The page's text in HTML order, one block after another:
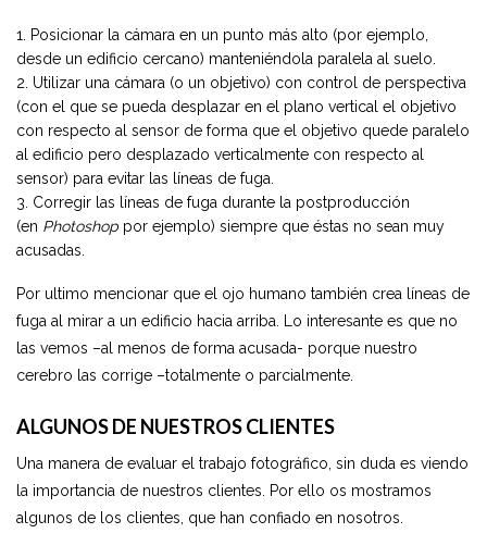
Posicionar la cámara en un punto más alto (por ejemplo,
desde un edificio cercano) manteniéndola paralela al suelo.
Utilizar una cámara (o un objetivo) con control de perspectiva
(con el que se pueda desplazar en el plano vertical el objetivo
con respecto al sensor de forma que el objetivo quede paralelo
al edificio pero desplazado verticalmente con respecto al
sensor) para evitar las líneas de fuga.
Corregir las líneas de fuga durante la postproducción
(en Photoshop por ejemplo) siempre que éstas no sean muy
acusadas.
Por ultimo mencionar que el ojo humano también crea líneas de
fuga al mirar a un edificio hacia arriba. Lo interesante es que no
las vemos –al menos de forma acusada- porque nuestro
cerebro las corrige –totalmente o parcialmente.
ALGUNOS DE NUESTROS CLIENTES
Una manera de evaluar el trabajo fotográfico, sin duda es viendo
la importancia de nuestros clientes. Por ello os mostramos
algunos de los clientes, que han confiado en nosotros.